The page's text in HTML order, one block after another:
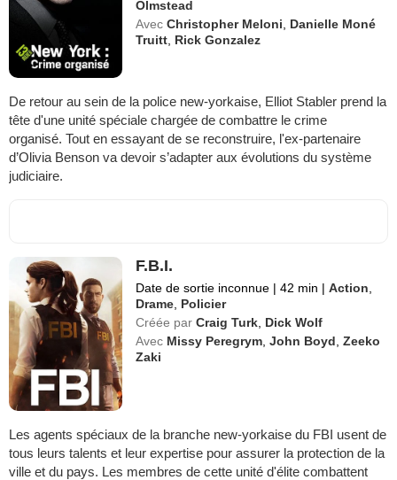
Olmstead
Avec Christopher Meloni
Danielle Moné
Truitt Rick Gonzalez
De retour au sein de la police new-yorkaise, Elliot Stabler prend la
tête d'une unité spéciale chargée de combattre le crime
organisé. Tout en essayant de se reconstruire, l'ex-partenaire
d’Olivia Benson va devoir s’adapter aux évolutions du système
judiciaire.
F.B.I.
Date de sortie inconnue | 42 min | Action
Drame Policier
Créée par Craig Turk Dick Wolf
Avec Missy Peregrym ,John Boyd ,Zeeko
Zaki
Les agents spéciaux de la branche new-yorkaise du FBI usent de
tous leurs talents et leur expertise pour assurer la protection de la
ville et du pays. Les membres de cette unité d'élite combattent